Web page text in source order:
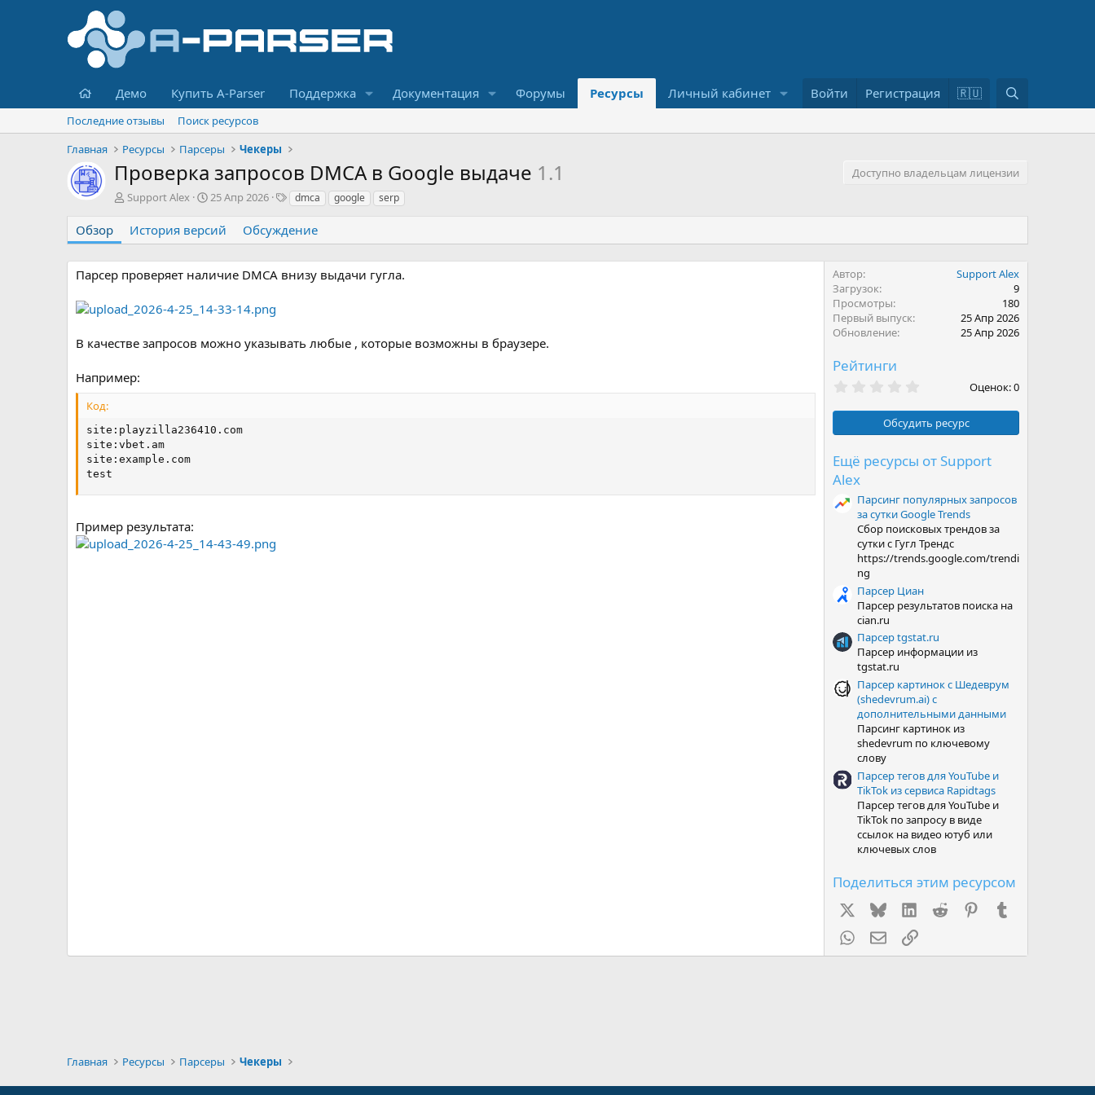
Главная
Демо Купить A-Parser Поддержка Документация Форумы Ресурсы Личный кабинет Войти Регистрация 🇷🇺
о
Последние отзывы
Поиск ресурсов
Главная
Ресурсы Парсеры Чекеры
Проверка запросов DMCA в Google выдаче 1.1
Доступно владельцам лицензии
А
т
о
Support Alex
Д
т
а
о
а
и
25 Апр 2026
Т
г
и
dmca google serp
Обзор История версий Обсуждение
Парсер проверяет наличие DMCA внизу выдачи гугла.
В качестве запросов можно указывать любые , которые возможны в браузере.
Например:
Код:
site:playzilla236410.com
site:vbet.am
site:example.com
test
Пример результата:
Автор
Support Alex
Загрузок
9
Просмотры
180
Первый выпуск
25 Апр 2026
Обновление
25 Апр 2026
Рейтинги
0
0
з
ё
з
Оценок: 0
Обсудить ресурс
Ещё ресурсы от Support
Alex
Парсинг популярных запросов
за сутки Google Trends
Сбор поисковых трендов за
сутки с Гугл Трендс
https://trends.google.com/trendi
ng
Парсер Циан
Парсер результатов поиска на
cian.ru
Парсер tgstat.ru
Парсер информации из
tgstat.ru
Парсер картинок с Шедеврум
(shedevrum.ai) с
дополнительными данными
Парсинг картинок из
shedevrum по ключевому
слову
Парсер тегов для YouTube и
TikTok из сервиса Rapidtags
Парсер тегов для YouTube и
TikTok по запросу в виде
ссылок на видео ютуб или
ключевых слов
Поделиться этим ресурсом
BlueskyLinkedInReddit Pinterest
WhatsAppЭлектронная почта
Ссылка
Главная Ресурсы Парсеры Чекеры